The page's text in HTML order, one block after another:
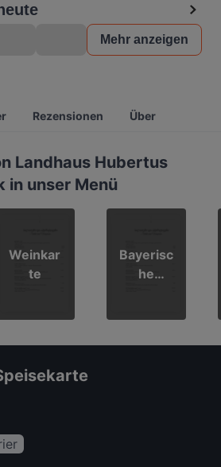
Mehr anzeigen
Rezensionen Über
Landhaus Hubertus
in unser Menü
Weinkar
te
Bayerisc
he